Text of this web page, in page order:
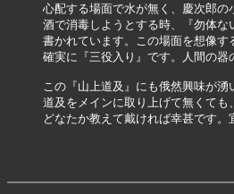
心配する場面で水が無く、慶次郎
酒で消毒しようとする時、『勿体
書かれています。この場面を想像
確実に『三役入り』です。人間の
この『山上道及』にも俄然興味が
道及をメインに取り上げて無くて
どなたか教えて戴ければ幸甚です。